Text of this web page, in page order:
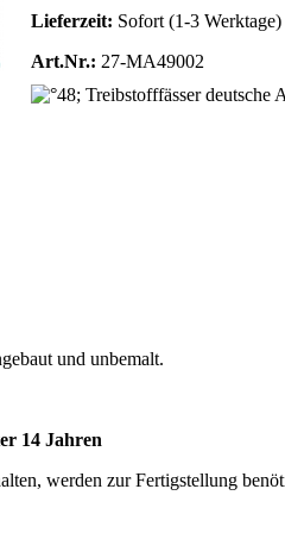
Lieferzeit: Sofort (1-3 Werktage)
Art.Nr.: 27-MA49002
und unbemalt.
14 Jahren
werden zur Fertigstellung